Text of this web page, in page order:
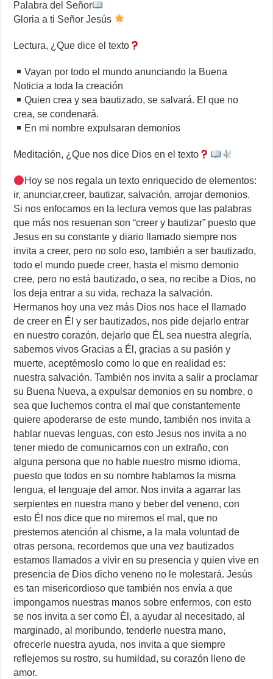
Palabra del Señor
Gloria a ti Señor Jesús
Lectura, ¿Que dice el texto
Vayan por todo el mundo anunciando la Buena
Noticia a toda la creación
Quien crea y sea bautizado, se salvará. El que no
crea, se condenará.
En mi nombre expulsaran demonios
Meditación, ¿Que nos dice Dios en el texto
Hoy se nos regala un texto enriquecido de elementos:
ir, anunciar,creer, bautizar, salvación, arrojar demonios.
Si nos enfocamos en la lectura vemos que las palabras
que más nos resuenan son “creer y bautizar” puesto que
Jesus en su constante y diario llamado siempre nos
invita a creer, pero no solo eso, también a ser bautizado,
todo el mundo puede creer, hasta el mismo demonio
cree, pero no está bautizado, o sea, no recibe a Dios, no
los deja entrar a su vida, rechaza la salvación.
Hermanos hoy una vez más Dios nos hace el llamado
de creer en Él y ser bautizados, nos pide dejarlo entrar
en nuestro corazón, dejarlo que ÉL sea nuestra alegría,
sabernos vivos Gracias a Él, gracias a su pasión y
muerte, aceptémoslo como lo que en realidad es:
nuestra salvación. También nos invita a salir a proclamar
su Buena Nueva, a expulsar demonios en su nombre, o
sea que luchemos contra el mal que constantemente
quiere apoderarse de este mundo, también nos invita a
hablar nuevas lenguas, con esto Jesus nos invita a no
tener miedo de comunicarnos con un extraño, con
alguna persona que no hable nuestro mismo idioma,
puesto que todos en su nombre hablamos la misma
lengua, el lenguaje del amor. Nos invita a agarrar las
serpientes en nuestra mano y beber del veneno, con
esto Él nos dice que no miremos el mal, que no
prestemos atención al chisme, a la mala voluntad de
otras persona, recordemos que una vez bautizados
estamos llamados a vivir en su presencia y quien vive en
presencia de Dios dicho veneno no le molestará. Jesús
es tan misericordioso que también nos envía a que
impongamos nuestras manos sobre enfermos, con esto
se nos invita a ser como Él, a ayudar al necesitado, al
marginado, al moribundo, tenderle nuestra mano,
ofrecerle nuestra ayuda, nos invita a que siempre
reflejemos su rostro, su humildad, su corazón lleno de
amor.